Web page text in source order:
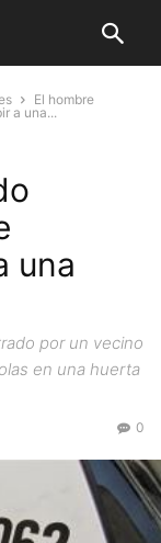
El hombre
a una...
una
por un vecino
en una huerta
0